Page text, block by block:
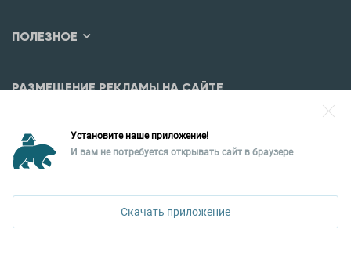
ПОЛЕЗНОЕ
РАЗМЕЩЕНИЕ РЕКЛАМЫ НА САЙТЕ
Уральская палата недвижимости
ул. Горького, 65, 0 подъезд, 3 этаж
Установите наше приложение!
И вам не потребуется открывать сайт в браузере
Скачать приложение